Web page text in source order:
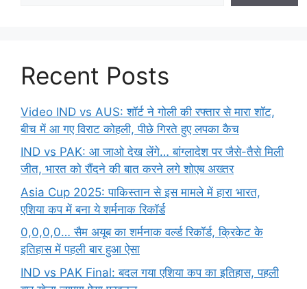
Recent Posts
Video IND vs AUS: शॉर्ट ने गोली की रफ्तार से मारा शॉट,
बीच में आ गए विराट कोहली, पीछे गिरते हुए लपका कैच
IND vs PAK: आ जाओ देख लेंगे… बांग्लादेश पर जैसे-तैसे मिली
जीत, भारत को रौंदने की बात करने लगे शोएब अख्तर
Asia Cup 2025: पाकिस्तान से इस मामले में हारा भारत,
एशिया कप में बना ये शर्मनाक रिकॉर्ड
0,0,0,0… सैम अयूब का शर्मनाक वर्ल्ड रिकॉर्ड, क्रिकेट के
इतिहास में पहली बार हुआ ऐसा
IND vs PAK Final: बदल गया एशिया कप का इतिहास, पहली